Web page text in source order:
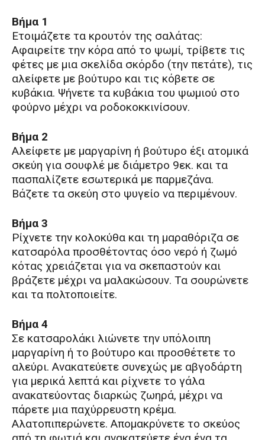
Βήμα 1
Ετοιμάζετε τα κρουτόν της σαλάτας:
Αφαιρείτε την κόρα από το ψωμί, τρίβετε τις
φέτες με μια σκελίδα σκόρδο (την πετάτε), τις
αλείφετε με βούτυρο και τις κόβετε σε
κυβάκια. Ψήνετε τα κυβάκια του ψωμιού στο
φούρνο μέχρι να ροδοκοκκινίσουν.
Βήμα 2
Αλείφετε με μαργαρίνη ή βούτυρο έξι ατομικά
σκεύη για σουφλέ με διάμετρο 9εκ. και τα
πασπαλίζετε εσωτερικά με παρμεζάνα.
Βάζετε τα σκεύη στο ψυγείο να περιμένουν.
Βήμα 3
Ρίχνετε την κολοκύθα και τη μαραθόριζα σε
κατσαρόλα προσθέτοντας όσο νερό ή ζωμό
κότας χρειάζεται για να σκεπαστούν και
βράζετε μέχρι να μαλακώσουν. Τα σουρώνετε
και τα πολτοποιείτε.
Βήμα 4
Σε κατσαρολάκι λιώνετε την υπόλοιπη
μαργαρίνη ή το βούτυρο και προσθέτετε το
αλεύρι. Ανακατεύετε συνεχώς με αβγοδάρτη
για μερικά λεπτά και ρίχνετε το γάλα
ανακατεύοντας διαρκώς ζωηρά, μέχρι να
πάρετε μια παχύρρευστη κρέμα.
Αλατοπιπερώνετε. Απομακρύνετε το σκεύος